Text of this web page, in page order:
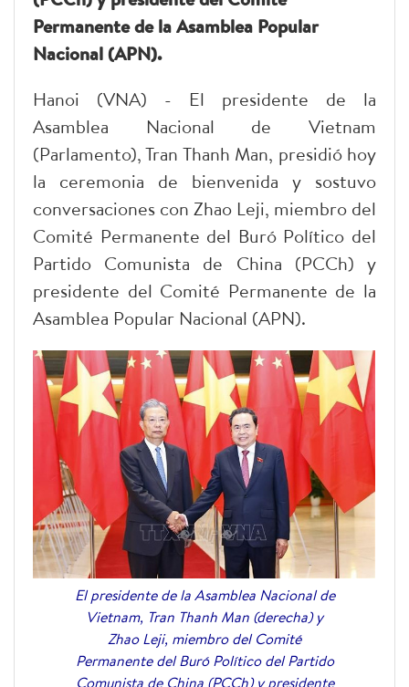
Permanente de la Asamblea Popular
Nacional (APN).
Hanoi (VNA) - El presidente de la
Asamblea Nacional de Vietnam
(Parlamento), Tran Thanh Man, presidió hoy
la ceremonia de bienvenida y sostuvo
conversaciones con Zhao Leji, miembro del
Comité Permanente del Buró Político del
Partido Comunista de China (PCCh) y
presidente del Comité Permanente de la
Asamblea Popular Nacional (APN).
El presidente de la Asamblea Nacional de
Vietnam, Tran Thanh Man (derecha) y
Zhao Leji, miembro del Comité
Permanente del Buró Político del Partido
Comunista de China (PCCh) y presidente